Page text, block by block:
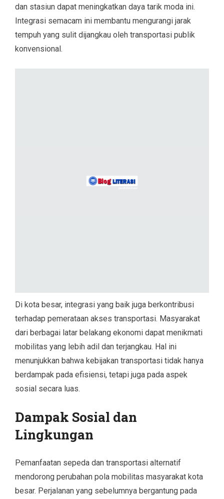
dan stasiun dapat meningkatkan daya tarik moda ini.
Integrasi semacam ini membantu mengurangi jarak
tempuh yang sulit dijangkau oleh transportasi publik
konvensional.
Di kota besar, integrasi yang baik juga berkontribusi
terhadap pemerataan akses transportasi. Masyarakat
dari berbagai latar belakang ekonomi dapat menikmati
mobilitas yang lebih adil dan terjangkau. Hal ini
menunjukkan bahwa kebijakan transportasi tidak hanya
berdampak pada efisiensi, tetapi juga pada aspek
sosial secara luas.
Dampak Sosial dan
Lingkungan
Pemanfaatan sepeda dan transportasi alternatif
mendorong perubahan pola mobilitas masyarakat kota
besar. Perjalanan yang sebelumnya bergantung pada